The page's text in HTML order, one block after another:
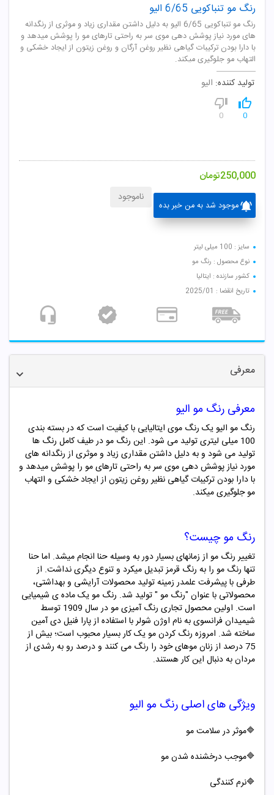
رنگ مو تنباکویی 6/65 الیو
رنگ مو تنباکویی 6/65 الیو به دلیل داشتن مقداری زیاد و موثری از رنگدانه
های مورد نیاز پوشش دهی موی سر به راحتی تارهای مو را پوشش میدهد و
با دارا بودن ترکیبات گیاهی نظیر روغن آرگان و روغن زیتون از ایجاد خشکی و
التهاب مو جلوگیری میکند.
تولید کننده: الیو
0
0
250,000تومان
موجود شد به من خبر بده
ناموجود
سایز : 100 میلی لیتر
نوع محصول : رنگ مو
کشور سازنده : ایتالیا
تاریخ انقضا : 2025/01
معرفی
معرفی رنگ مو الیو
رنگ مو الیو یک رنگ موی ایتالیایی با کیفیت است که در بسته بندی
100 میلی لیتری تولید می شود. این رنگ مو در طیف کامل رنگ ها
تولید می شود و به دلیل داشتن مقداری زیاد و موثری از رنگدانه های
مورد نیاز پوشش دهی موی سر به راحتی تارهای مو را پوشش میدهد و
با دارا بودن ترکیبات گیاهی نظیر روغن زیتون از ایجاد خشکی و التهاب
مو جلوگیری میکند.
رنگ مو چیست؟
تغییر رنگ مو از زمانهای بسیار دور به وسیله حنا انجام میشد. اما حنا
تنها رنگ مو را به رنگ قرمز تبدیل میکرد و تنوع دیگری نداشت. از
طرفی با پیشرفت علمدر زمینه تولید محصولات آرایشی و بهداشتی،
محصولاتی با عنوان "رنگ مو "تولید شد. رنگ مو یک ماده ­ی شیمیایی
است. اولین محصول تجاری رنگ ­آمیزی مو در سال 1909 توسط
شیمیدان فرانسوی به نام اوژن شولر با استفاده از پارا فنیل دی آمین
ساخته شد. امروزه رنگ کردن مو یک کار بسیار محبوب است؛ بیش از
75 درصد از زنان موهای خود را رنگ می کنند و درصد رو به رشدی از
مردان به دنبال این کار هستند.
ویژگی های اصلی رنگ مو الیو
🔷موثر در سلامت مو
🔷موجب درخشنده شدن مو
🔷نرم کنندگی